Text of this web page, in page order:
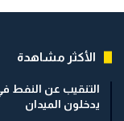
الأكثر مشاهدة
التنقيب عن النفط
يدخلون الميدان